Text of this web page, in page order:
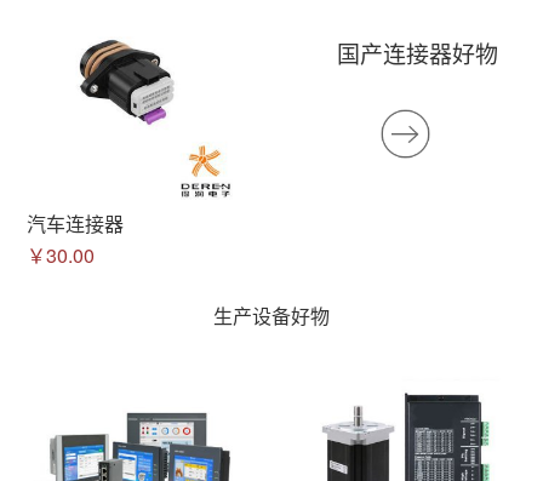
汽车连接器
￥30.00
国产连接器好物
生产设备好物